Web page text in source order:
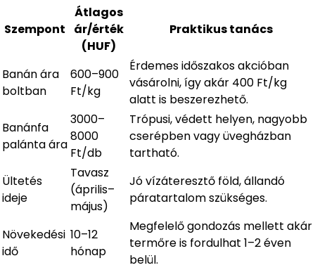
Szempont
Átlagos
ár/érték
(HUF)
Praktikus tanács
Banán ára
boltban
600–900
Ft/kg
Érdemes időszakos akcióban
vásárolni, így akár 400 Ft/kg
alatt is beszerezhető.
Banánfa
palánta ára
3000–
8000
Ft/db
Trópusi, védett helyen, nagyobb
cserépben vagy üvegházban
tartható.
Ültetés
ideje
Tavasz
(április–
május)
Jó vízáteresztő föld, állandó
páratartalom szükséges.
Növekedési
idő
10–12
hónap
Megfelelő gondozás mellett akár
termőre is fordulhat 1–2 éven
belül.